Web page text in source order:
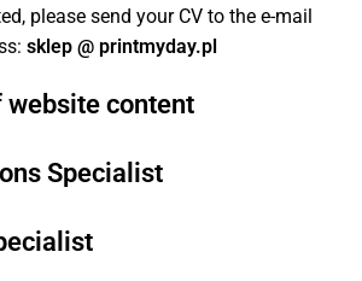
please send your CV to the e-mail
sklep @ printmyday.pl
content
Specialist